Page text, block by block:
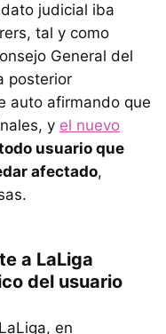
judicial iba
tal y como
General del
posterior
auto afirmando que
y el nuevo
usuario que
afectado,
a LaLiga
del usuario
en